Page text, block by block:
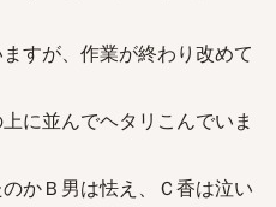
すが、作業が終わり改めて
に並んでヘタリこんでいま
かＢ男は怯え、Ｃ香は泣い